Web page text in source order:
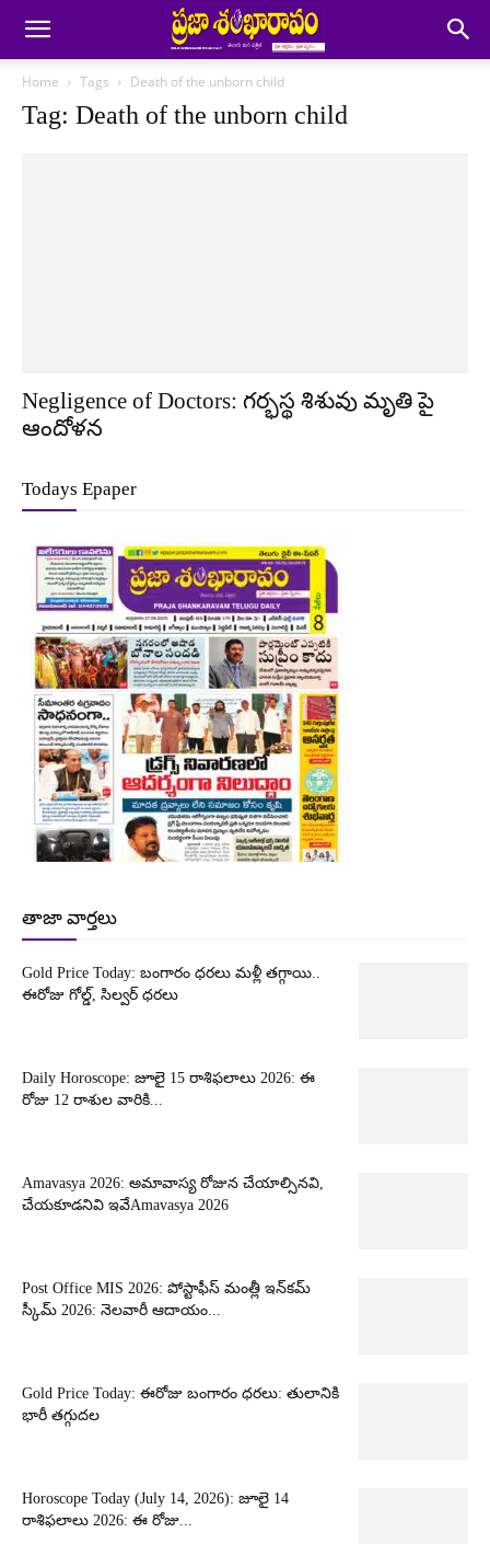
Home Tags Death of the unborn child
Tag: Death of the unborn child
Negligence of Doctors: గర్భస్థ శిశువు మృతి పై
ఆందోళన
Todays Epaper
తాజా వార్తలు
Gold Price Today: బంగారం ధరలు మళ్లీ తగ్గాయి..
ఈరోజు గోల్డ్, సిల్వర్ ధరలు
Daily Horoscope: జూలై 15 రాశిఫలాలు 2026: ఈ
రోజు 12 రాశుల వారికి...
Amavasya 2026: అమావాస్య రోజున చేయాల్సినవి,
చేయకూడనివి ఇవేAmavasya 2026
Post Office MIS 2026: పోస్టాఫీస్ మంత్లీ ఇన్‌కమ్
స్కీమ్ 2026: నెలవారీ ఆదాయం...
Gold Price Today: ఈరోజు బంగారం ధరలు: తులానికి
భారీ తగ్గుదల
Horoscope Today (July 14, 2026): జూలై 14
రాశిఫలాలు 2026: ఈ రోజు...